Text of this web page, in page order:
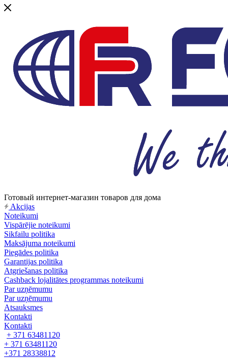
Готовый интернет-магазин товаров для дома
Akcijas
Noteikumi
Vispārējie noteikumi
Sikfailu politika
Maksājuma noteikumi
Piegādes politika
Garantijas politika
Atgriešanas politika
Cashback lojalitātes programmas noteikumi
Par uzņēmumu
Par uzņēmumu
Atsauksmes
Kontakti
Kontakti
+ 371 63481120
+ 371 63481120
+371 28338812